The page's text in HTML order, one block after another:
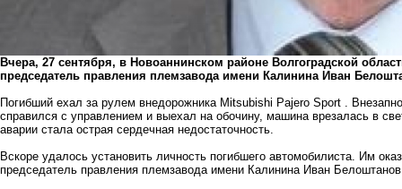
Вчера, 27 сентября, в Новоаннинском районе Волгоградской
председатель правления племзавода имени Калинина Иван
Погибший ехал за рулем внедорожника Mitsubishi Pajero Sport .
справился с управлением и выехал на обочину, машина врезалась в
аварии стала острая сердечная недостаточность.
Вскоре удалось установить личность погибшего автомобилиста. Им
председатель правления племзавода имени Калинина Иван